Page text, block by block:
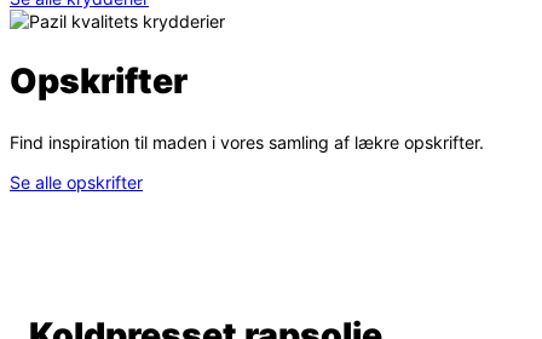
Opskrifter
Find inspiration til maden i vores samling af lækre opskrifter.
Se alle opskrifter